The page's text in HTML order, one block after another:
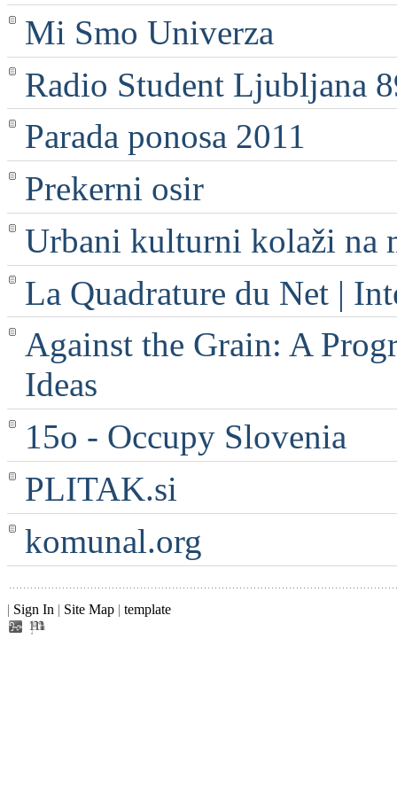
Mi Smo Univerza
Radio Student Ljubljana
Parada ponosa 2011
Prekerni osir
Urbani kulturni kolaži na
La Quadrature du Net |
Against the Grain: A
Ideas
15o - Occupy Slovenia
PLITAK.si
komunal.org
| Sign In | Site Map | template